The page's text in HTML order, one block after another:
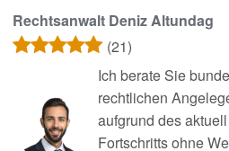
Rechtsanwalt Deniz Altundag
(21)
Ich berate Sie
rechtlichen
aufgrund des
Fortschritts ohne